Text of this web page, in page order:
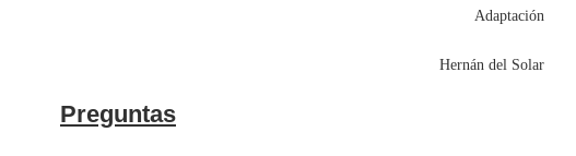
Adaptación
Hernán del Solar
Preguntas